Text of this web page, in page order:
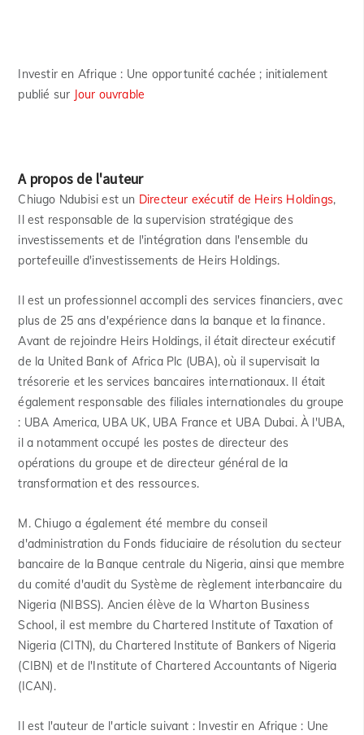
Investir en Afrique : Une opportunité cachée ; initialement
publié sur Jour ouvrable
A propos de l'auteur
Chiugo Ndubisi est un Directeur exécutif de Heirs Holdings,
Il est responsable de la supervision stratégique des
investissements et de l'intégration dans l'ensemble du
portefeuille d'investissements de Heirs Holdings.
Il est un professionnel accompli des services financiers, avec
plus de 25 ans d'expérience dans la banque et la finance.
Avant de rejoindre Heirs Holdings, il était directeur exécutif
de la United Bank of Africa Plc (UBA), où il supervisait la
trésorerie et les services bancaires internationaux. Il était
également responsable des filiales internationales du groupe
: UBA America, UBA UK, UBA France et UBA Dubai. À l'UBA,
il a notamment occupé les postes de directeur des
opérations du groupe et de directeur général de la
transformation et des ressources.
M. Chiugo a également été membre du conseil
d'administration du Fonds fiduciaire de résolution du secteur
bancaire de la Banque centrale du Nigeria, ainsi que membre
du comité d'audit du Système de règlement interbancaire du
Nigeria (NIBSS). Ancien élève de la Wharton Business
School, il est membre du Chartered Institute of Taxation of
Nigeria (CITN), du Chartered Institute of Bankers of Nigeria
(CIBN) et de l'Institute of Chartered Accountants of Nigeria
(ICAN).
Il est l'auteur de l'article suivant : Investir en Afrique : Une